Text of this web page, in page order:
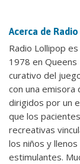
Acerca de
Radio Lollipop
1978 en
curativo del
con una
dirigidos por un
que los
recreativas
los niños y
estimulantes.